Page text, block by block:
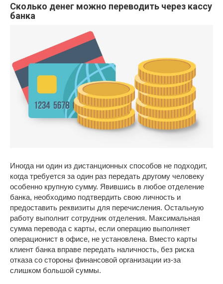
Сколько денег можно переводить через кассу
банка
Иногда ни один из дистанционных способов не подходит,
когда требуется за один раз передать другому человеку
особенно крупную сумму. Явившись в любое отделение
банка, необходимо подтвердить свою личность и
предоставить реквизиты для перечисления. Остальную
работу выполнит сотрудник отделения. Максимальная
сумма перевода с карты, если операцию выполняет
операционист в офисе, не установлена. Вместо карты
клиент банка вправе передать наличность, без риска
отказа со стороны финансовой организации из-за
слишком большой суммы.